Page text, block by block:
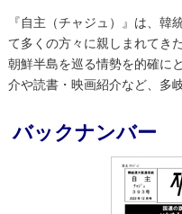
『自主（チャジュ）』は、韓
て多くの方々に親しまれてき
朝鮮半島を巡る情勢を的確に
介や読書・映画紹介など、多
バックナンバー